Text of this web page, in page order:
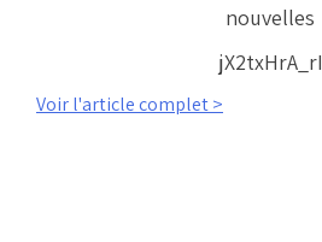
nouvelles
jX2txHrA_rI
Voir l'article complet >